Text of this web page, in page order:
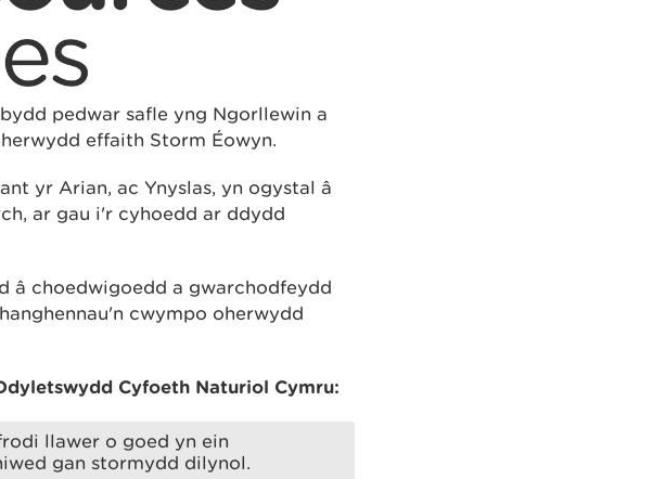
pedwar safle yng Ngorllewin a
effaith Storm Éowyn.
yr Arian, ac Ynyslas, yn ogystal â
ar gau i'r cyhoedd ar ddydd
â choedwigoedd a gwarchodfeydd
cwympo oherwydd
Cyfoeth Naturiol Cymru:
llawer o goed yn ein
gan stormydd dilynol.